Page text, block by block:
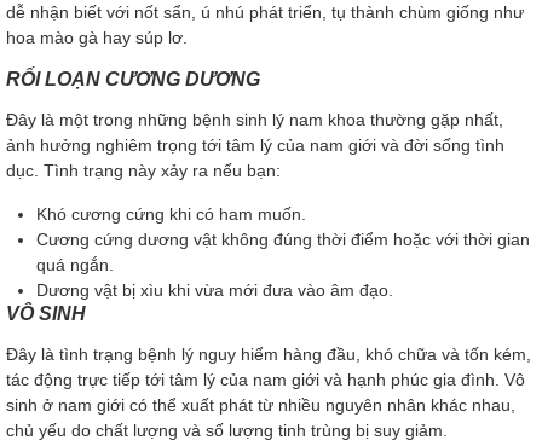
dễ nhận biết với nốt sẩn, ú nhú phát triển, tụ thành chùm giống như
hoa mào gà hay súp lơ.
RỐI LOẠN CƯƠNG DƯƠNG
Đây là một trong những bệnh sinh lý nam khoa thường gặp nhất,
ảnh hưởng nghiêm trọng tới tâm lý của nam giới và đời sống tình
dục. Tình trạng này xảy ra nếu bạn:
Khó cương cứng khi có ham muốn.
Cương cứng dương vật không đúng thời điểm hoặc với thời gian
quá ngắn.
Dương vật bị xìu khi vừa mới đưa vào âm đạo.
VÔ SINH
Đây là tình trạng bệnh lý nguy hiểm hàng đầu, khó chữa và tốn kém,
tác động trực tiếp tới tâm lý của nam giới và hạnh phúc gia đình. Vô
sinh ở nam giới có thể xuất phát từ nhiều nguyên nhân khác nhau,
chủ yếu do chất lượng và số lượng tinh trùng bị suy giảm.